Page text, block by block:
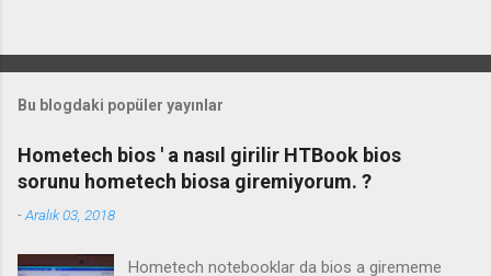
Bu blogdaki popüler yayınlar
Hometech bios ' a nasıl girilir HTBook bios
sorunu hometech biosa giremiyorum. ?
-Aralık 03, 2018
Hometech notebooklar da bios a girememe